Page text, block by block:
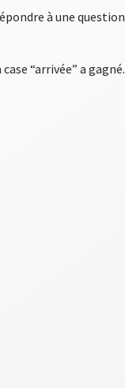
à une question
“arrivée” a gagné.